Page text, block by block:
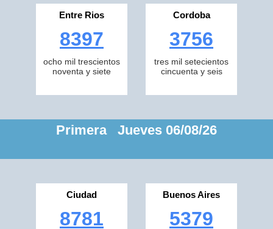
Entre Rios
8397
ocho mil trescientos
noventa y siete
Cordoba
3756
tres mil setecientos
cincuenta y seis
Primera Jueves 06/08/26
Ciudad
8781
Buenos Aires
5379